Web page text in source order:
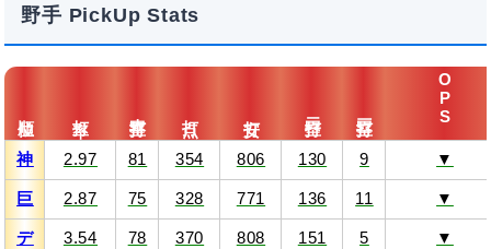
野手 PickUp Stats
OPS
神 2.97 81 354 806 130 9 ▼
巨 2.87 75 328 771 136 11 ▼
デ 3.54 78 370 808 151 5 ▼